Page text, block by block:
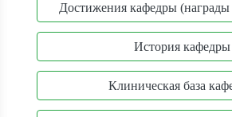
Достижения кафедры (награды
История кафедры
Клиническая база